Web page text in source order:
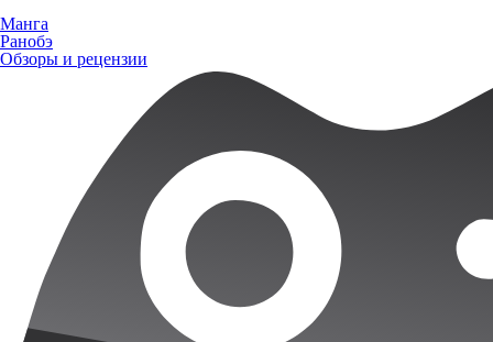
Манга
Ранобэ
Обзоры и рецензии